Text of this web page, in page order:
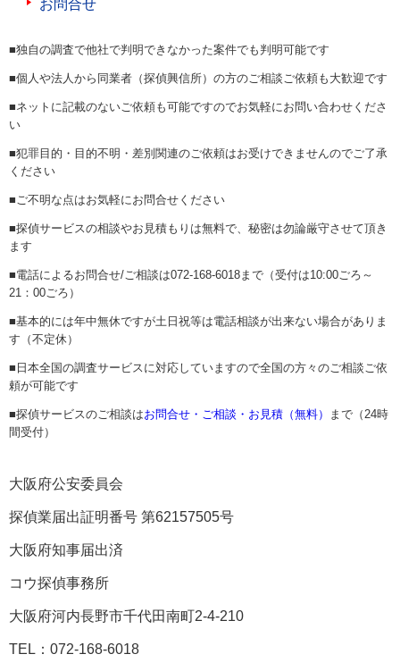
お問合せ
■独自の調査で他社で判明できなかった案件でも判明可能です
■個人や法人から同業者（探偵興信所）の方のご相談ご依頼も大歓迎です
■ネットに記載のないご依頼も可能ですのでお気軽にお問い合わせくださ
い
■犯罪目的・目的不明・差別関連のご依頼はお受けできませんのでご了承
ください
■ご不明な点はお気軽にお問合せください
■探偵サービスの相談やお見積もりは無料で、秘密は勿論厳守させて頂き
ます
■電話によるお問合せ/ご相談は072-168-6018まで（受付は10:00ごろ～
21：00ごろ）
■基本的には年中無休ですが土日祝等は電話相談が出来ない場合がありま
す（不定休）
■日本全国の調査サービスに対応していますので全国の方々のご相談ご依
頼が可能です
■探偵サービスのご相談はお問合せ・ご相談・お見積（無料）
まで（24時
間受付）
大阪府公安委員会
探偵業届出証明番号 第62157505号
大阪府知事届出済
コウ探偵事務所
大阪府河内長野市千代田南町2-4-210
TEL：072-168-6018